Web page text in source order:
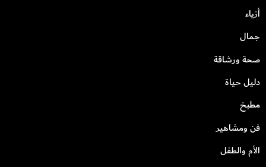
أزياء
جمال
صحة ورشاقة
دليل حياة
مطبخ
فن ومشاهير
الأم والطفل